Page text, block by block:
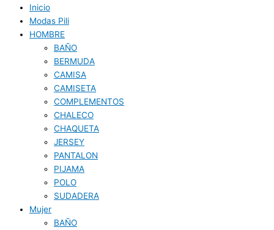
Inicio
Modas Pili
HOMBRE
BAÑO
BERMUDA
CAMISA
CAMISETA
COMPLEMENTOS
CHALECO
CHAQUETA
JERSEY
PANTALON
PIJAMA
POLO
SUDADERA
Mujer
BAÑO